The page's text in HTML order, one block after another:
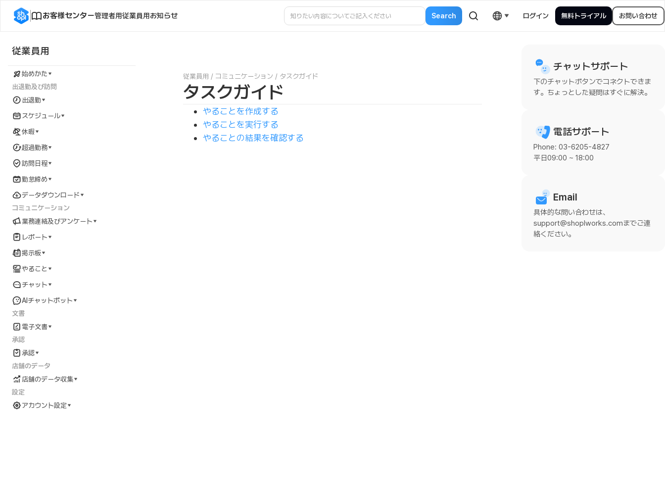
お客様センター管理者用従業員用お知らせ ログイン 無料トライアル お問い合わせ
従業員用
始めかた
出退勤及び訪問
出退勤
スケジュール
休暇
超過勤務
訪問日程
勤怠締め
データダウンロード
コミュニケーション
業務連絡及びアンケート
レポート
掲示板
やること
チャット
AIチャットボット
文書
電子文書
承認
承認
店舗のデータ
店舗のデータ収集
設定
アカウント設定
従業員用 / コミュニケーション / タスクガイド
タスクガイド
やることを作成する
やることを実行する
やることの結果を確認する
チャットサポート
下のチャットボタンでコネクトできま
す。ちょっとした疑問はすぐに解決。
電話サポート
Phone: 03-6205-4827
平日09:00 ~ 18:00
Email
具体的な問い合わせは、
support@shoplworks.comまでご連
絡ください。